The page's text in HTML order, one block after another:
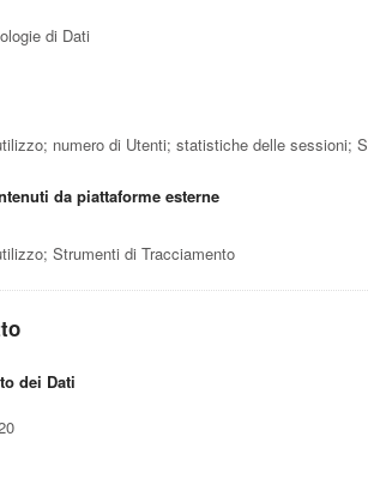
di Dati
numero di Utenti; statistiche delle sessioni;
da piattaforme esterne
Strumenti di Tracciamento
dei Dati